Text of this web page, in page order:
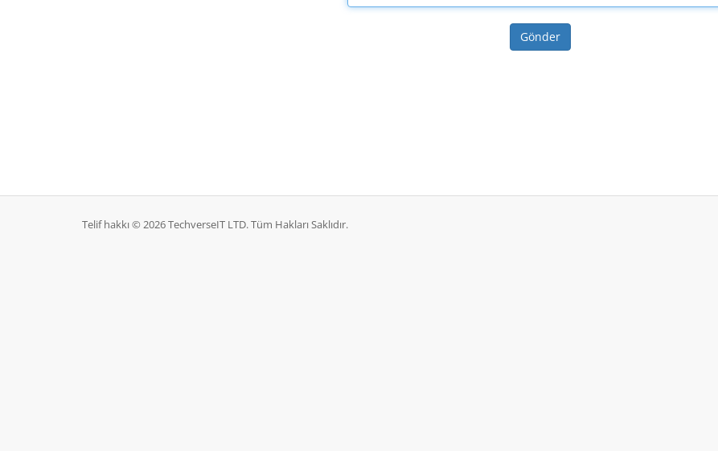
Gönder
Telif hakkı © 2026 TechverseIT LTD. Tüm Hakları Saklıdır.